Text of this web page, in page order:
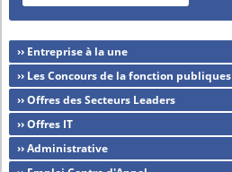
›› Entreprise à la une
›› Les Concours de la fonction publiques
›› Offres des Secteurs Leaders
›› Offres IT
›› Administrative